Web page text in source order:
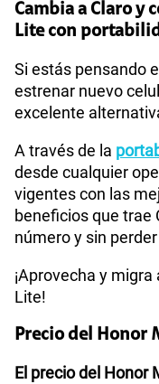
Cambia a Claro y
Lite con
Si estás pensando
estrenar nuevo
excelente
A través de la
desde cualquier
vigentes con las
beneficios que trae
número y sin
¡Aprovecha y
Lite!
Precio del Honor
El precio del Honor